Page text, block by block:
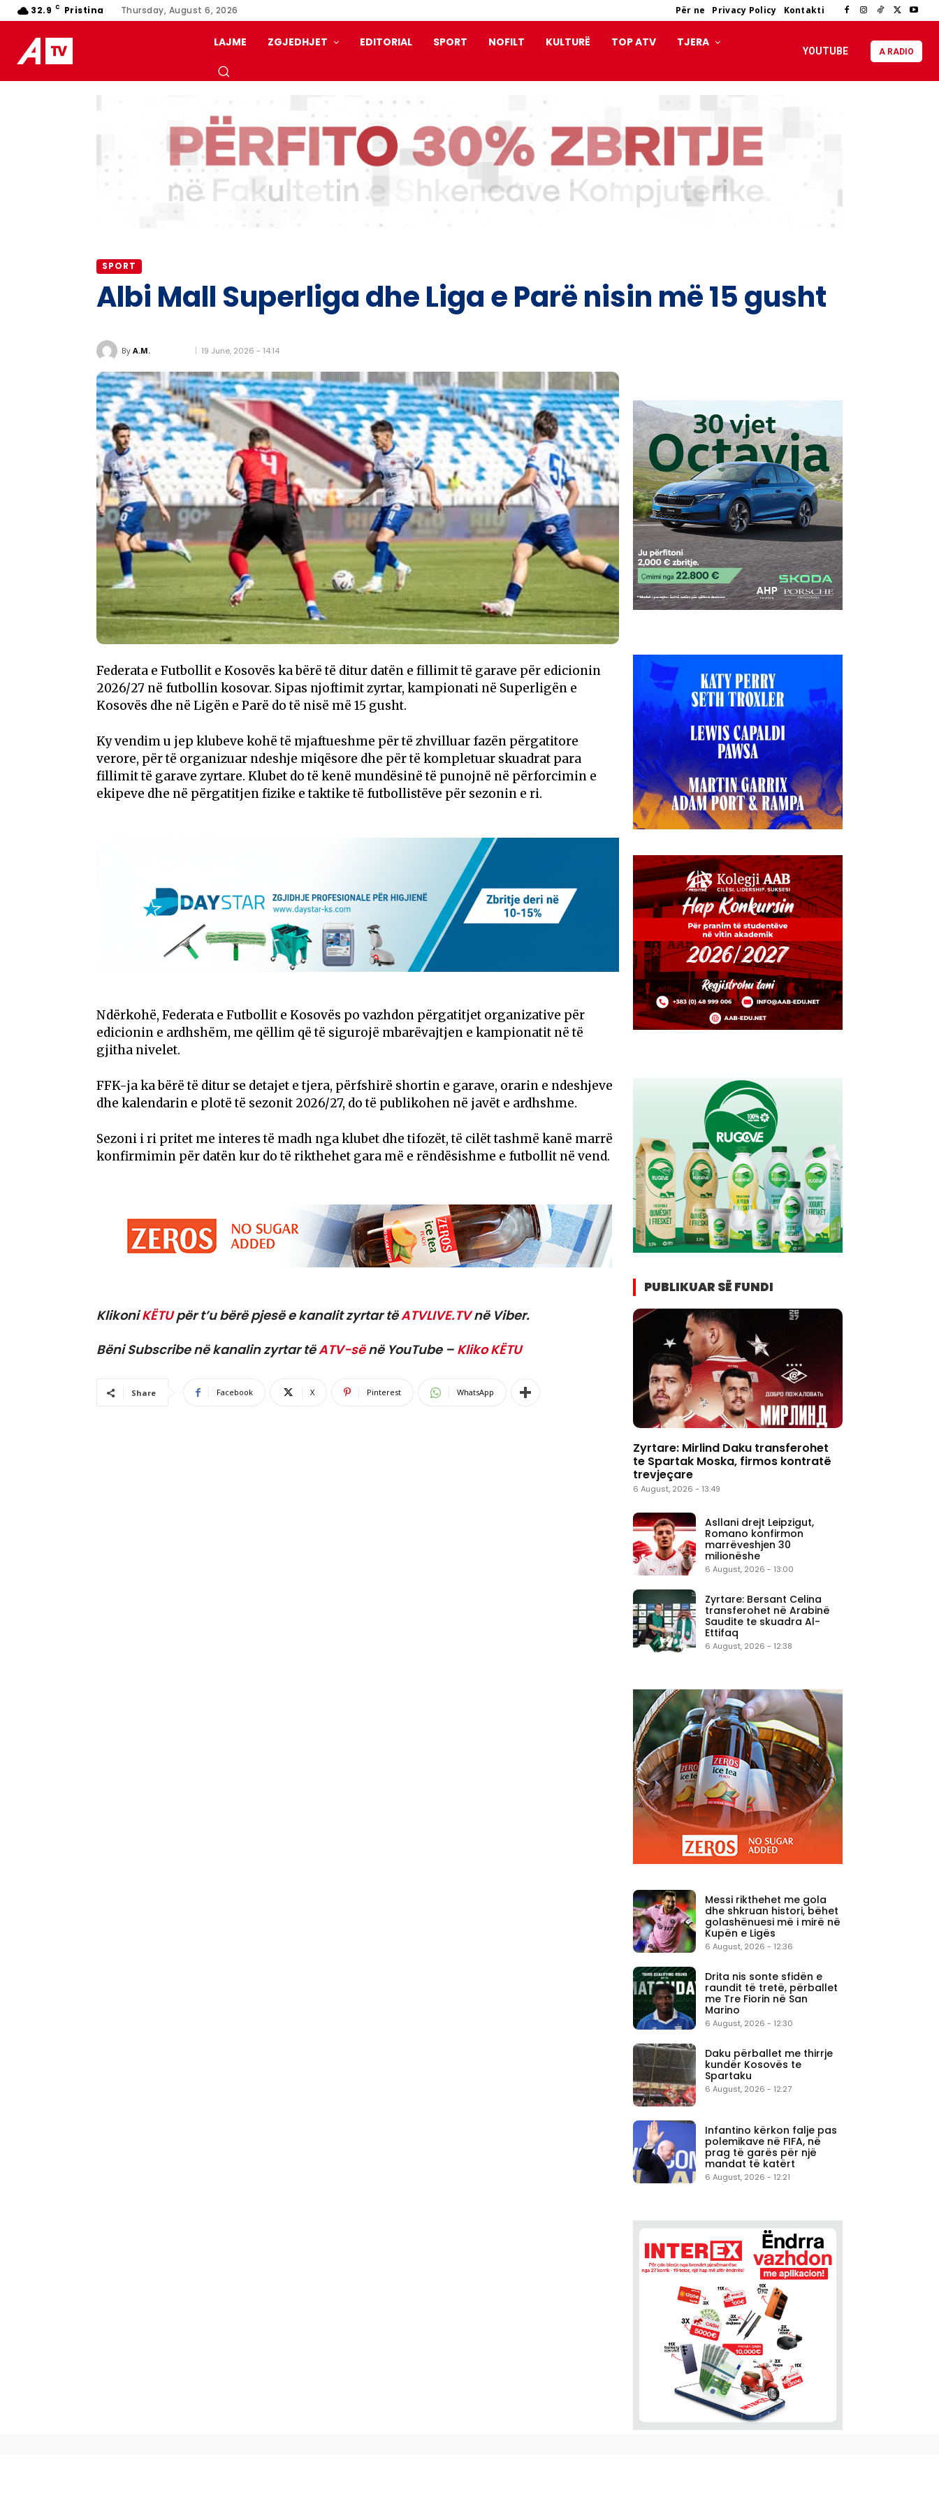
32.9 C Pristina Thursday, August 6, 2026 Për ne Privacy Policy Kontakti
LAJME ZGJEDHJET EDITORIAL SPORT NOFILT KULTURË TOP ATV TJERA
YOUTUBE A RADIO
SPORT
Albi Mall Superliga dhe Liga e Parë nisin më 15 gusht
By A.M. 19 June, 2026 - 14:14
Federata e Futbollit e Kosovës ka bërë të ditur datën e fillimit të garave për edicionin
2026/27 në futbollin kosovar. Sipas njoftimit zyrtar, kampionati në Superligën e
Kosovës dhe në Ligën e Parë do të nisë më 15 gusht.
Ky vendim u jep klubeve kohë të mjaftueshme për të zhvilluar fazën përgatitore
verore, për të organizuar ndeshje miqësore dhe për të kompletuar skuadrat para
fillimit të garave zyrtare. Klubet do të kenë mundësinë të punojnë në përforcimin e
ekipeve dhe në përgatitjen fizike e taktike të futbollistëve për sezonin e ri.
Ndërkohë, Federata e Futbollit e Kosovës po vazhdon përgatitjet organizative për
edicionin e ardhshëm, me qëllim që të sigurojë mbarëvajtjen e kampionatit në të
gjitha nivelet.
FFK-ja ka bërë të ditur se detajet e tjera, përfshirë shortin e garave, orarin e ndeshjeve
dhe kalendarin e plotë të sezonit 2026/27, do të publikohen në javët e ardhshme.
Sezoni i ri pritet me interes të madh nga klubet dhe tifozët, të cilët tashmë kanë marrë
konfirmimin për datën kur do të rikthehet gara më e rëndësishme e futbollit në vend.
KlikoniKËTUpër t’u bërë pjesë e kanalit zyrtar tëATVLIVE.TVnë Viber.
Bëni Subscribe në kanalin zyrtar tëATV-sënë YouTube – Kliko KËTU
Share Facebook X Pinterest WhatsApp
PUBLIKUAR SË FUNDI
Zyrtare: Mirlind Daku transferohet
te Spartak Moska, firmos kontratë
trevjeçare
6 August, 2026 - 13:49
Asllani drejt Leipzigut,
Romano konfirmon
marrëveshjen 30
milionëshe
6 August, 2026 - 13:00
Zyrtare: Bersant Celina
transferohet në Arabinë
Saudite te skuadra Al-
Ettifaq
6 August, 2026 - 12:38
Messi rikthehet me gola
dhe shkruan histori, bëhet
golashënuesi më i mirë në
Kupën e Ligës
6 August, 2026 - 12:36
Drita nis sonte sfidën e
raundit të tretë, përballet
me Tre Fiorin në San
Marino
6 August, 2026 - 12:30
Daku përballet me thirrje
kundër Kosovës te
Spartaku
6 August, 2026 - 12:27
Infantino kërkon falje pas
polemikave në FIFA, në
prag të garës për një
mandat të katërt
6 August, 2026 - 12:21